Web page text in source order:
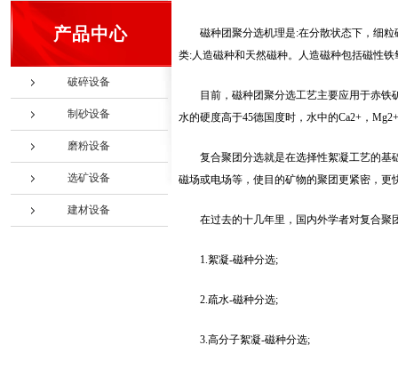
产品中心
破碎设备
制砂设备
磨粉设备
选矿设备
建材设备
磁种团聚分选机理是:在分散状态下，细
类:人造磁种和天然磁种。人造磁种包括磁性
目前，磁种团聚分选工艺主要应用于赤
水的硬度高于45德国度时，水中的Ca2+，
复合聚团分选就是在选择性絮凝工艺的
磁场或电场等，使目的矿物的聚团更紧密，更
在过去的十几年里，国内外学者对复合
1.絮凝-磁种分选;
2.疏水-磁种分选;
3.高分子絮凝-磁种分选;